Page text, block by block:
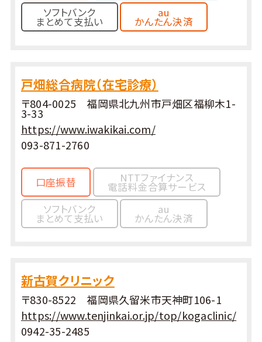
ソフトバンク
まとめて支払い
au
かんたん決済
戸畑総合病院（在宅診療）
〒804-0025 福岡県北九州市戸畑区福柳木1-
3-33
https://www.iwakikai.com/
093-871-2760
口座振替 NTTファイナンス
電話料金合算サービス
ソフトバンク
まとめて支払い
au
かんたん決済
新古賀クリニック
〒830-8522 福岡県久留米市天神町106-1
https://www.tenjinkai.or.jp/top/kogaclinic/
0942-35-2485